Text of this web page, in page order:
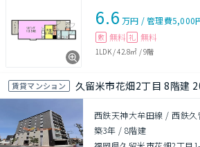
6.6 万円 /管理費5,000
敷 無料 礼 無料
1LDK/42.8㎡ /9階
賃貸マンション 久留米市花畑2丁目 8階建
西鉄天神大牟田線 / 西鉄
築3年 / 8階建